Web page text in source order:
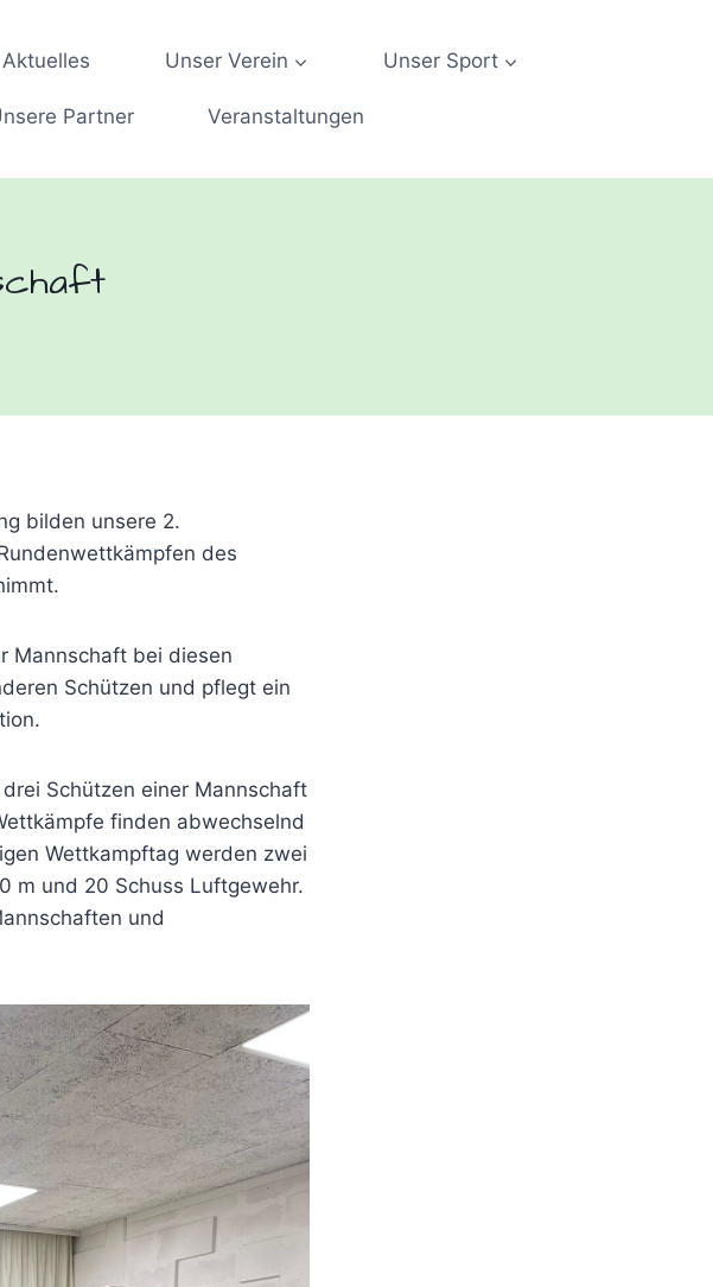
Aktuelles Unser Verein Unser Sport
Partner Veranstaltungen
bilden unsere 2.
des
Mannschaft bei diesen
Schützen und pflegt ein
Schützen einer Mannschaft
finden abwechselnd
Wettkampftag werden zwei
m und 20 Schuss Luftgewehr.
und